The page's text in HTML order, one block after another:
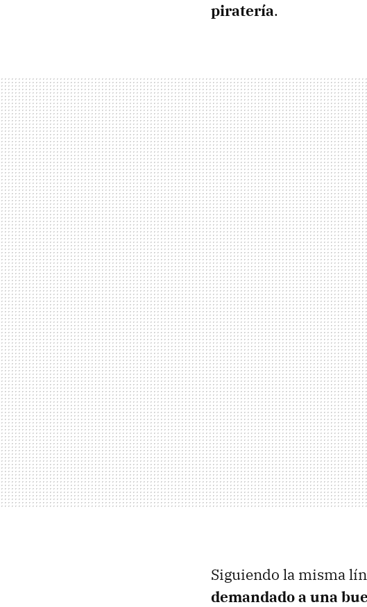
piratería.
Siguiendo la misma
demandado a una